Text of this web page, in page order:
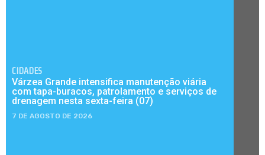
CIDADES
Várzea Grande intensifica manutenção viária
com tapa-buracos, patrolamento e serviços de
drenagem nesta sexta-feira (07)
7 DE AGOSTO DE 2026